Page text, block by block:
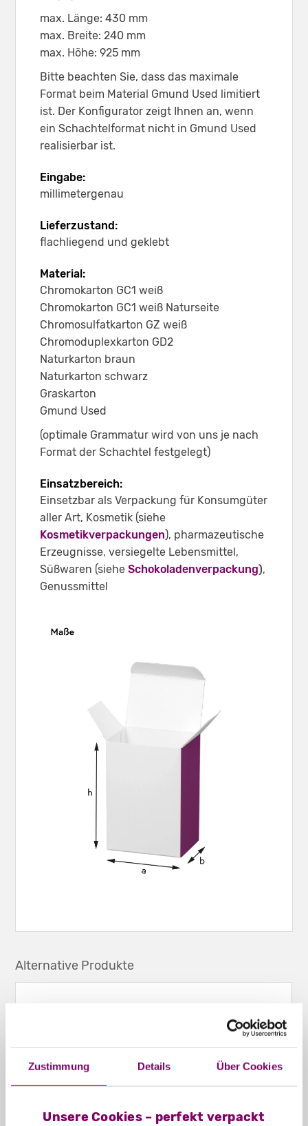
Zustimmung Details Über Cookies
Unsere Cookies – perfekt verpackt
max. Länge: 430 mm
max. Breite: 240 mm
max. Höhe: 925 mm
Bitte beachten Sie, dass das maximale
Format beim Material Gmund Used limitiert
ist. Der Konfigurator zeigt Ihnen an, wenn
ein Schachtelformat nicht in Gmund Used
realisierbar ist.
Eingabe:
millimetergenau
Lieferzustand:
flachliegend und geklebt
Material:
Chromokarton GC1 weiß
Chromokarton GC1 weiß Naturseite
Chromosulfatkarton GZ weiß
Chromoduplexkarton GD2
Naturkarton braun
Naturkarton schwarz
Graskarton
Gmund Used
(optimale Grammatur wird von uns je nach
Format der Schachtel festgelegt)
Einsatzbereich:
Einsetzbar als Verpackung für Konsumgüter
aller Art, Kosmetik (siehe
Kosmetikverpackungen), pharmazeutische
Erzeugnisse, versiegelte Lebensmittel,
Süßwaren (siehe Schokoladenverpackung),
Genussmittel
Alternative Produkte